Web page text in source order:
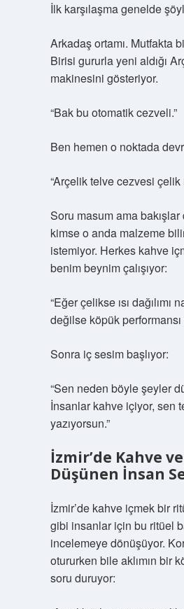
İlk karşılaşma genelde
Arkadaş ortamı. Mutfakta
Birisi gururla yeni aldığı
makinesini gösteriyor.
“Bak bu otomatik cezveli.”
Ben hemen o noktada
“Arçelik telve cezvesi çelik
Soru masum ama
kimse o anda malzeme
istemiyor. Herkes kahve
benim beynim çalışıyor:
“Eğer çelikse ısı dağılımı
değilse köpük performansı
Sonra iç sesim başlıyor:
“Sen neden böyle şeyler
İnsanlar kahve içiyor, sen
yazıyorsun.”
İzmir’de Kahve
Düşünen İnsan
İzmir’de kahve içmek bir
gibi insanlar için bu ritüel
incelemeye dönüşüyor.
otururken bile aklımın bir
soru duruyor: